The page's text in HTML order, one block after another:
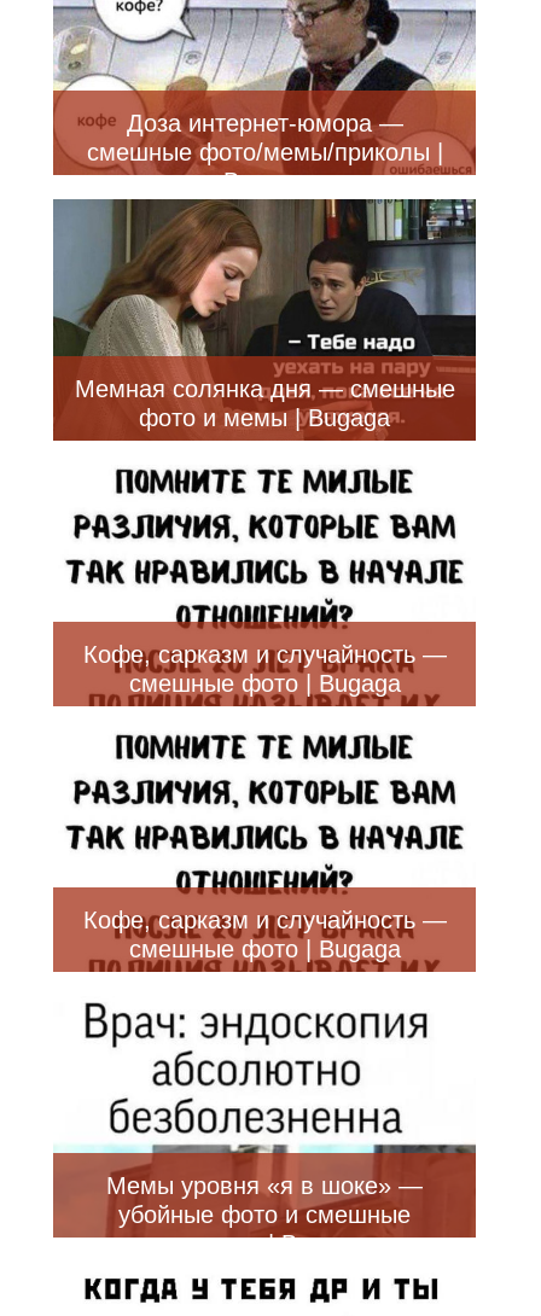
Доза интернет-юмора —
смешные фото/мемы/приколы |
Bugaga
Мемная солянка дня — смешные
фото и мемы | Bugaga
Кофе, сарказм и случайность —
смешные фото | Bugaga
Кофе, сарказм и случайность —
смешные фото | Bugaga
Мемы уровня «я в шоке» —
убойные фото и смешные
приколы | Bugaga